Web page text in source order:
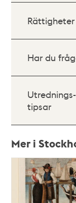
Rättigheter
Har du
tipsar
Mer i
Relaterade
poster
teman